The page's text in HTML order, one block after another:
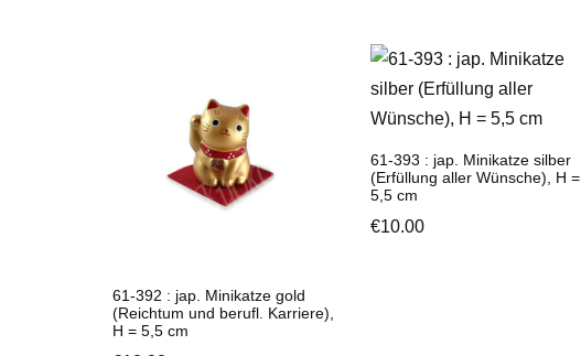
61-392 : jap. Minikatze gold
(Reichtum und berufl. Karriere),
H = 5,5 cm
61-393 : jap. Minikatze silber
(Erfüllung aller Wünsche), H =
5,5 cm
€10.00